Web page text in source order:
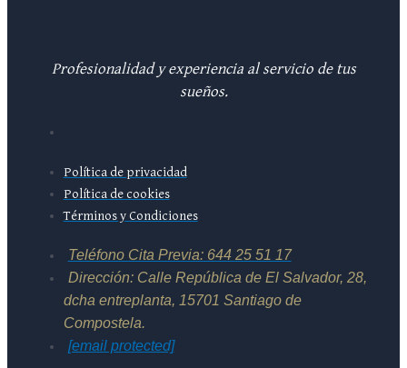
Profesionalidad y experiencia al servicio de tus
sueños.
Política de privacidad
Política de cookies
Términos y Condiciones
Teléfono Cita Previa: 644 25 51 17
Dirección: Calle República de El Salvador, 28,
dcha entreplanta, 15701 Santiago de
Compostela.
[email protected]